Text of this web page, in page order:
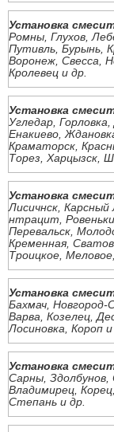
Установка
Ромны, Глухов,
Путивль, Бурынь,
Воронеж, Свесса,
Кролевец и др.
Установка
Угледар,
Енакиево,
Краматорск,
Торез, Харцызск,
Установка
Лисичнск,
нтрацит,
Перевальск,
Кременная,
Троицкое,
Установка
Бахмач, Новгород-
Варва, Козелец,
Лосиновка, Короп и
Установка
Сарны, Здолбунов,
Владимирец,
Степань и др.